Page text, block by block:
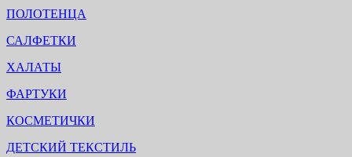
ПОЛОТЕНЦА
САЛФЕТКИ
ХАЛАТЫ
ФАРТУКИ
КОСМЕТИЧКИ
ДЕТСКИЙ ТЕКСТИЛЬ